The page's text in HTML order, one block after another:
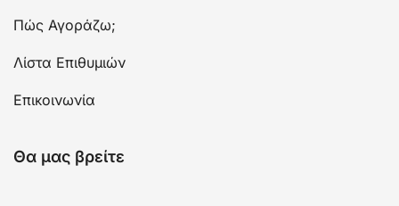
Πώς Αγοράζω;
Λίστα Επιθυμιών
Επικοινωνία
Θα μας βρείτε